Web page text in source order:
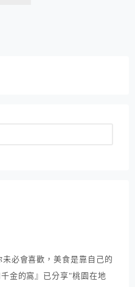
必會喜歡，美食是靠自己的
金的窩』已分享"桃園在地